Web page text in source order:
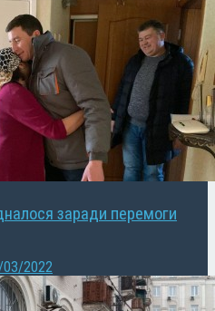
заради перемоги
2022